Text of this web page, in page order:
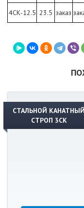
4СК-12.5 23.5 заказ
СТАЛЬНОЙ КАНАТНЫЙ
СТРОП 3СК